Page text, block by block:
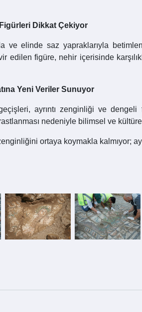
Dikkat Çekiyor
ve elinde saz yapraklarıyla
edilen figüre, nehir içerisinde
Yeni Veriler Sunuyor
ayrıntı zenginliği ve
nedeniyle bilimsel ve
ortaya koymakla kalmıyor;